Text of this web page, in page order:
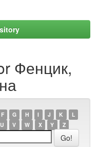
Фенцик,
F G H I J K
L
U V W X Y Z